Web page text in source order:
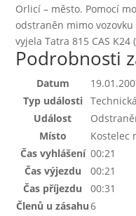
Orlicí – město. Pomocí
odstraněn mimo
vyjela Tatra 815 CAS K24
Podrobnosti
Datum
Typ události
Událost
Místo
Kostelec
Čas vyhlášení 00:21
Čas výjezdu
00:21
Čas příjezdu
00:31
Členů u zásahu6